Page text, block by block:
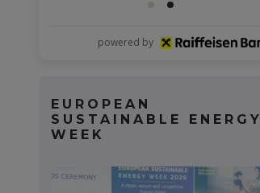
powered by
EUROPEAN
SUSTAINABLE ENERGY
WEEK